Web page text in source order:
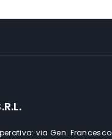
via Gen. Francesco